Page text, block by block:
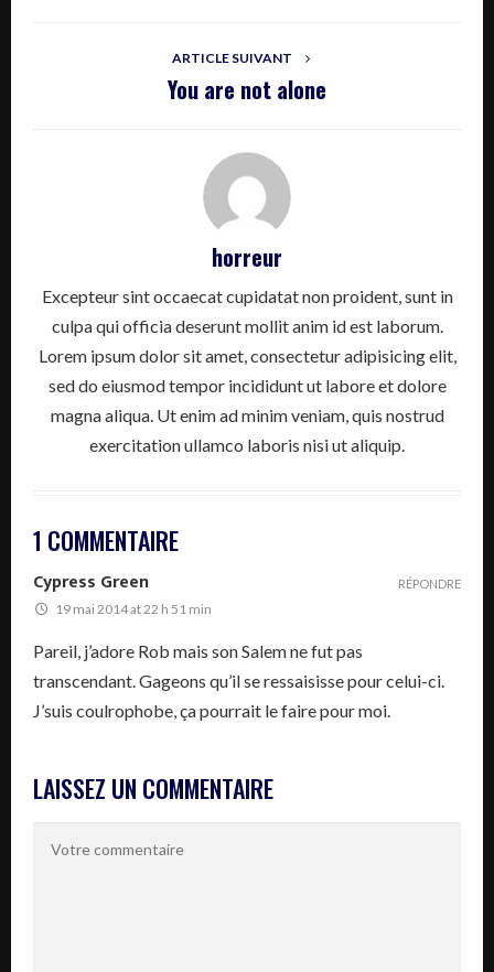
ARTICLE SUIVANT
You are not alone
horreur
Excepteur sint occaecat cupidatat non proident, sunt in
culpa qui officia deserunt mollit anim id est laborum.
Lorem ipsum dolor sit amet, consectetur adipisicing elit,
sed do eiusmod tempor incididunt ut labore et dolore
magna aliqua. Ut enim ad minim veniam, quis nostrud
exercitation ullamco laboris nisi ut aliquip.
1 COMMENTAIRE
Cypress Green
19 mai 2014 at 22 h 51 min
Pareil, j’adore Rob mais son Salem ne fut pas
transcendant. Gageons qu’il se ressaisisse pour celui-ci.
J’suis coulrophobe, ça pourrait le faire pour moi.
RÉPONDRE
LAISSEZ UN COMMENTAIRE